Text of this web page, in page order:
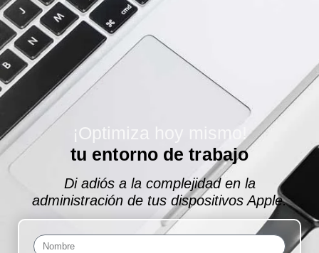
¡Optimiza hoy mismo!
tu entorno de trabajo
Di adiós a la complejidad en la
administración de tus dispositivos Apple.